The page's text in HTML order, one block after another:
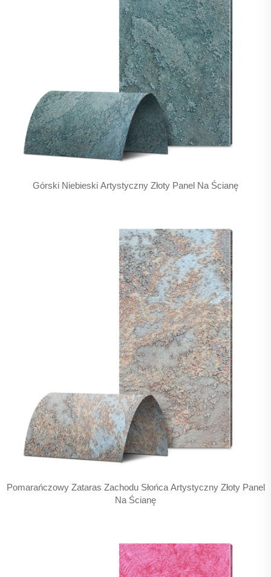
Górski Niebieski Artystyczny Złoty Panel Na Ścianę
Pomarańczowy Zataras Zachodu Słońca Artystyczny Złoty Panel
Na Ścianę